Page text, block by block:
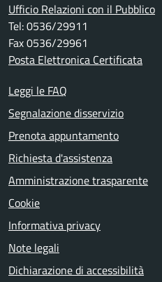
Ufficio Relazioni con il Pubblico
Tel: 0536/29911
Fax 0536/29961
Posta Elettronica Certificata
Leggi le FAQ
Segnalazione disservizio
Prenota appuntamento
Richiesta d'assistenza
Amministrazione trasparente
Cookie
Informativa privacy
Note legali
Dichiarazione di accessibilità